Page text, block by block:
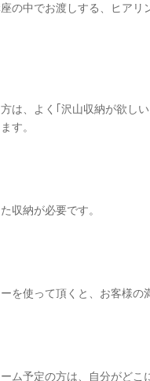
の中でお渡しする、ヒア
は、よく｢沢山収納が欲し
す。
収納が必要です。
を使って頂くと、お客様の
ム予定の方は、自分がど